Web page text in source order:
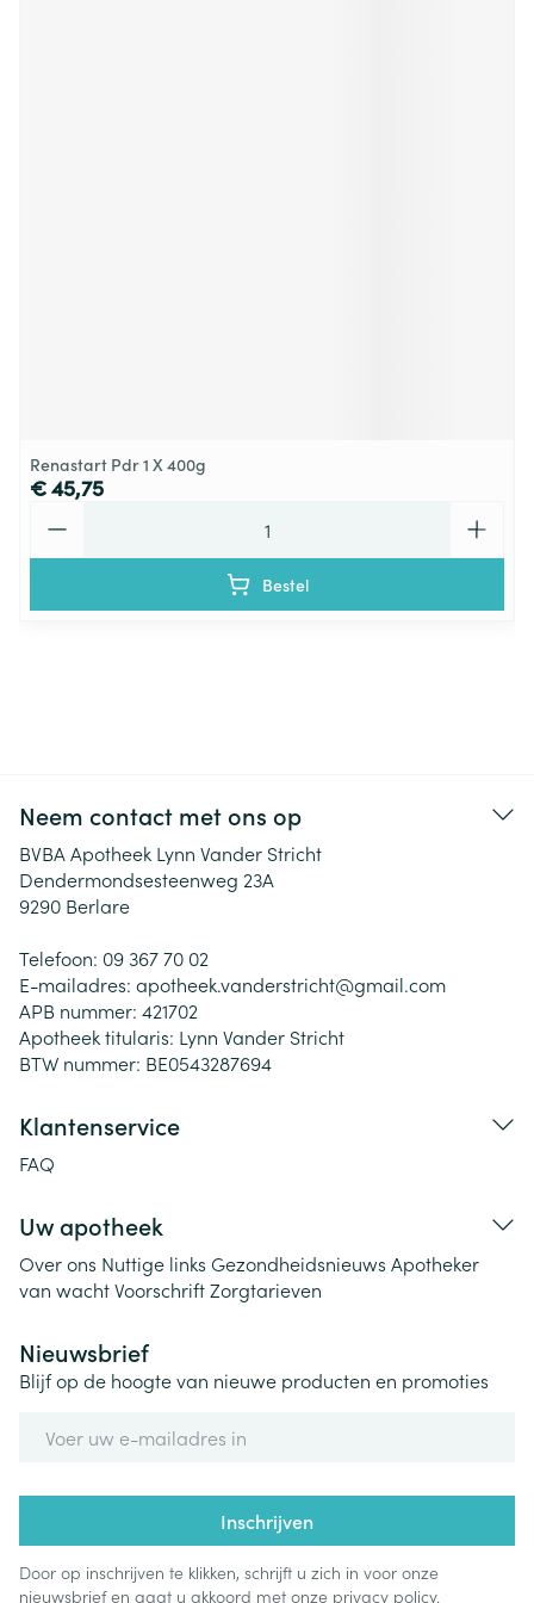
Renastart Pdr 1 X 400g
€ 45,75
Bestel
Neem contact met ons op
BVBA Apotheek Lynn Vander Stricht
Dendermondsesteenweg 23A
9290 Berlare
Telefoon: 09 367 70 02
E-mailadres: apotheek.vanderstricht@gmail.com
APB nummer: 421702
Apotheek titularis: Lynn Vander Stricht
BTW nummer: BE0543287694
Klantenservice
FAQ
Uw apotheek
Over ons Nuttige links Gezondheidsnieuws Apotheker
van wachtVoorschriftZorgtarieven
Nieuwsbrief
Blijf op de hoogte van nieuwe producten en promoties
Inschrijven
Door op inschrijven te klikken, schrijft u zich in voor onze
nieuwsbrief en gaat u akkoord met onze privacy policy.